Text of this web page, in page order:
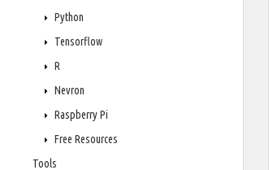
Python
Tensorflow
R
Nevron
Raspberry Pi
Free Resources
Tools